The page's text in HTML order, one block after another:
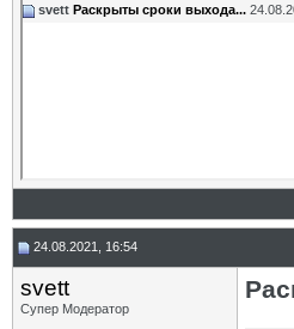
svett Раскрыты сроки выхода...
24.08.2021, 16:54
svett
Супер Модератор